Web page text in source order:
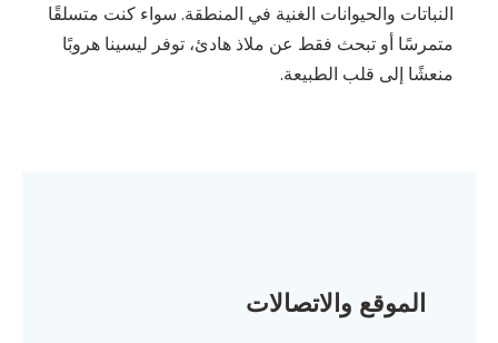
النباتات والحيوانات الغنية في المنطقة. سواء كنت متسلقًا
متمرسًا أو تبحث فقط عن ملاذ هادئ، توفر ليسينا هروبًا
منعشًا إلى قلب الطبيعة.
الموقع والاتصالات